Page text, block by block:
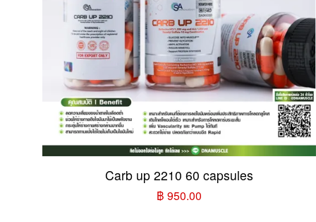
Carb up 2210 60 capsules
฿ 950.00